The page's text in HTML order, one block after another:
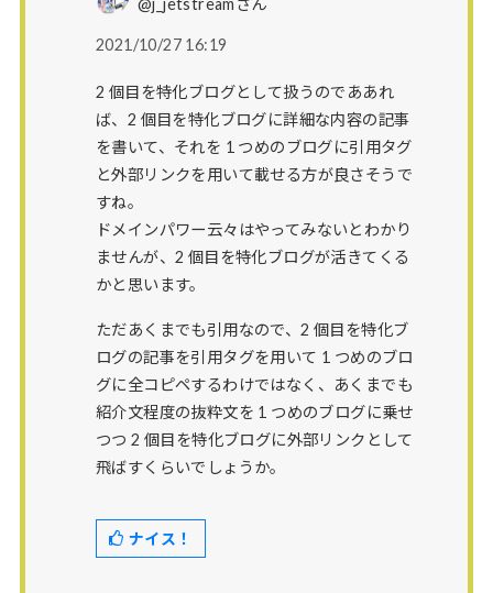
2021/10/27 16:19
2 個目を特化ブログとして扱うのでああれ
ば、2 個目を特化ブログに詳細な内容の記事
を書いて、それを 1 つめのブログに引用タグ
と外部リンクを用いて載せる方が良さそうで
すね。
ドメインパワー云々はやってみないとわかり
ませんが、2 個目を特化ブログが活きてくる
かと思います。
ただあくまでも引用なので、2 個目を特化ブ
ログの記事を引用タグを用いて 1 つめのブロ
グに全コピペするわけではなく、あくまでも
紹介文程度の抜粋文を 1 つめのブログに乗せ
つつ 2 個目を特化ブログに外部リンクとして
飛ばすくらいでしょうか。
ナイス！